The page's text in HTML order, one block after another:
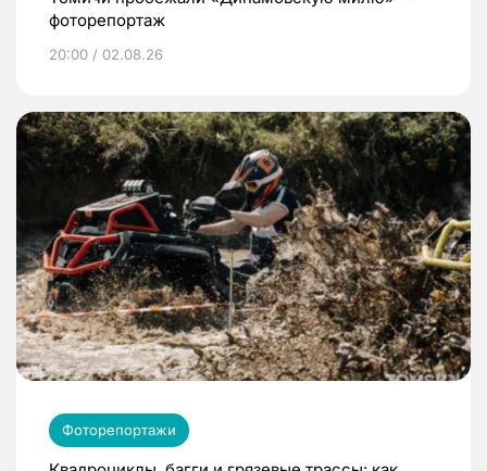
фоторепортаж
20:00 / 02.08.26
Фоторепортажи